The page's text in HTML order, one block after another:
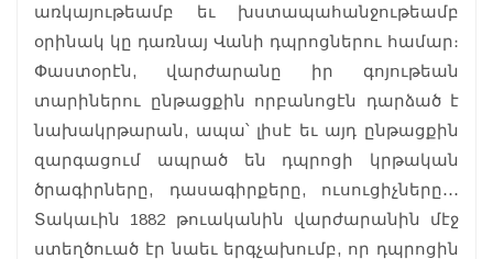
առկայութեամբ եւ խստապահանջութեամբ
օրինակ կը դառնայ Վանի դպրոցներու համար։
Փաստօրէն, վարժարանը իր գոյութեան
տարիներու ընթացքին որբանոցէն դարձած է
նախակրթարան, ապա՝ լիսէ եւ այդ ընթացքին
զարգացում ապրած են դպրոցի կրթական
ծրագիրները, դասագիրքերը, ուսուցիչները․․․
Տակաւին 1882 թուականին վարժարանին մէջ
ստեղծուած էր նաեւ երգչախումբ, որ դպրոցին